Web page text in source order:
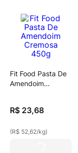
Fit Food Pasta De
Amendoim
R$ 23,68
(R$ 52,62/kg)